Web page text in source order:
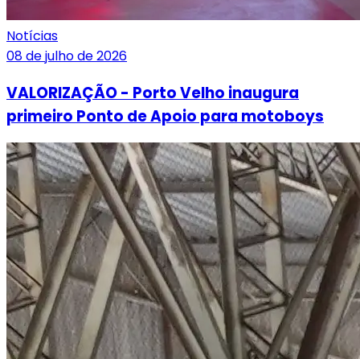
Notícias
08 de julho de 2026
VALORIZAÇÃO - Porto Velho inaugura
primeiro Ponto de Apoio para motoboys